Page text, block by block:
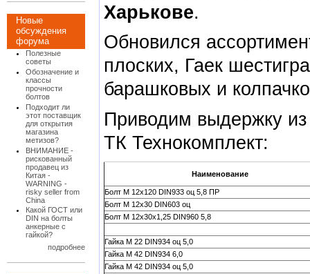
Новые
обсуждения
форума
Полезные
советы
Обозначение и
классы
прочности
болтов
Подходит ли
этот поставщик
для открытия
магазина
метизов?
ВНИМАНИЕ -
рискованный
продавец из
Китая -
WARNING -
risky seller from
China
Какой ГОСТ или
DIN на болты
анкерные с
гайкой?
подробнее
Харькове.
Обновился
плоских, Гаек
барашковых и
Приводим выдержку
ТК Технокомплект:
Наименование
Болт М 12х120 DIN933 оц 5,8 ПР
Болт М 12х30 DIN603 оц
Болт М 12х30х1,25 DIN960 5,8
Гайка М 22 DIN934 оц 5,0
Гайка М 42 DIN934 6,0
Гайка М 42 DIN934 оц 5,0